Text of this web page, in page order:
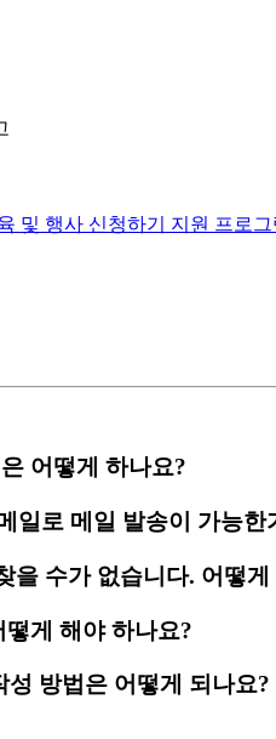
및 행사 신청하기 지원 프로그
어떻게 하나요?
일로 메일 발송이 가능한
을 수가 없습니다. 어떻게
게 해야 하나요?
방법은 어떻게 되나요?